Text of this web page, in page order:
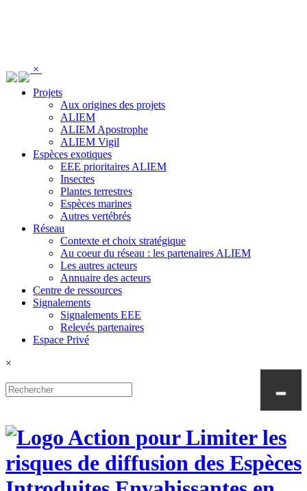
×
Projets
Aux origines des projets
ALIEM
ALIEM Apostrophe
ALIEM Vigil
Espèces exotiques
EEE prioritaires ALIEM
Insectes
Plantes terrestres
Espèces marines
Autres vertébrés
Réseau
Contexte et choix stratégique
Au coeur du réseau : les partenaires ALIEM
Les autres acteurs
Annuaire des acteurs
Centre de ressources
Signalements
Signalements EEE
Relevés partenaires
Espace Privé
×